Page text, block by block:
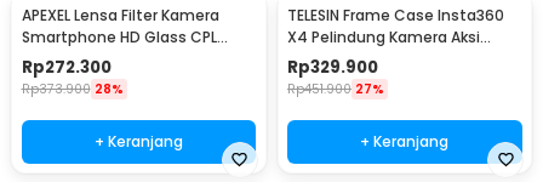
APEXEL Lensa Filter Kamera
Smartphone HD Glass CPL
67mm with Clip - APL-67CPL
Rp272.300
Rp373.900 28%
+ Keranjang
TELESIN Frame Case Insta360
X4 Pelindung Kamera Aksi
Quick Release - S6-FMS-12-TIS
Rp329.900
Rp451.900 27%
+ Keranjang